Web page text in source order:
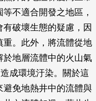
不適合開發之地區，
破壞生態的疑慮，因
。此外，將流體從地
地層流體中的火山氣
成環境汙染。關於這
免地熱井中的流體與